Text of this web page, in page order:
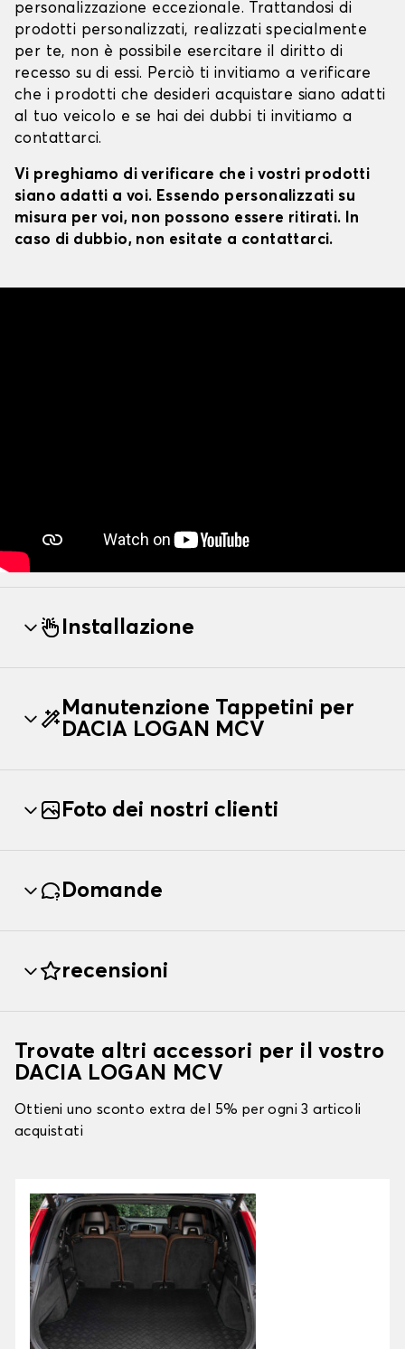
personalizzazione eccezionale. Trattandosi di
prodotti personalizzati, realizzati specialmente
per te, non è possibile esercitare il diritto di
recesso su di essi. Perciò ti invitiamo a verificare
che i prodotti che desideri acquistare siano adatti
al tuo veicolo e se hai dei dubbi ti invitiamo a
contattarci.
Vi preghiamo di verificare che i vostri prodotti
siano adatti a voi. Essendo personalizzati su
misura per voi, non possono essere ritirati. In
caso di dubbio, non esitate a contattarci.
Installazione
Manutenzione Tappetini per
DACIA LOGAN MCV
Foto dei nostri clienti
Domande
recensioni
Trovate altri accessori per il vostro
DACIA LOGAN MCV
Ottieni uno sconto extra del 5% per ogni 3 articoli
acquistati